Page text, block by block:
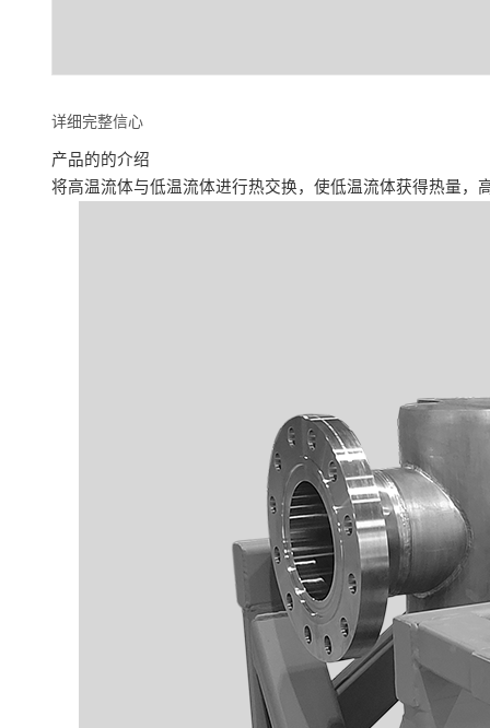
详细完整信心
产品的的介绍
将高温流体与低温流体进行热交换，使低温流体获得热量